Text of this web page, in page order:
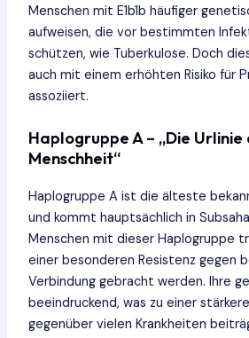
Menschen mit E1b1b häufiger
aufweisen, die vor bestimmten
schützen, wie Tuberkulose. Doch
auch mit einem erhöhten Risiko für
assoziiert.
Haplogruppe A – „Die Urlinie
Menschheit“
Haplogruppe A ist die älteste
und kommt hauptsächlich in
Menschen mit dieser Haplogruppe
einer besonderen Resistenz gegen
Verbindung gebracht werden. Ihre
beeindruckend, was zu einer
gegenüber vielen Krankheiten